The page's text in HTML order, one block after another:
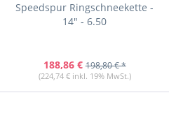
Speedspur Ringschneekette -
14" - 6.50
188,86 € 198,80 € *
(224,74 € inkl. 19% MwSt.)